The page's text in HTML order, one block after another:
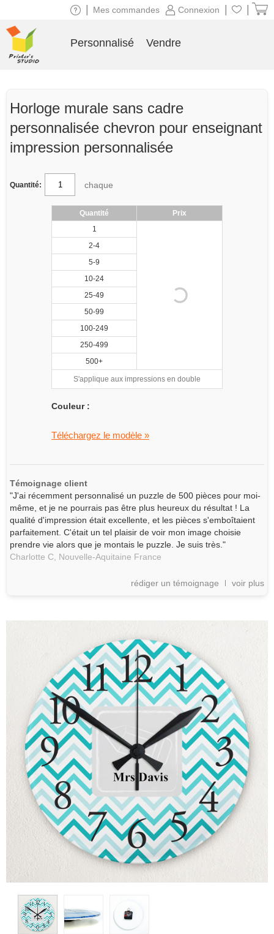
Horloge murale sans cadre
personnalisée chevron pour enseignant
impression personnalisée
Quantité: chaque
Quantité
Prix
1
2-4
5-9
10-24
25-49
50-99
100-249
250-499
500+
S'applique aux impressions en double
Couleur :
Téléchargez le modèle »
Témoignage client
"J'ai récemment personnalisé un puzzle de 500 pièces pour moi-
même, et je ne pourrais pas être plus heureux du résultat ! La
qualité d'impression était excellente, et les pièces s'emboîtaient
parfaitement. C'était un tel plaisir de voir mon image choisie
prendre vie alors que je montais le puzzle. Je suis très."
Charlotte C,
Nouvelle-Aquitaine France
rédiger un témoignage voir plus
Connexion
Mes commandes
Personnalisé Vendre